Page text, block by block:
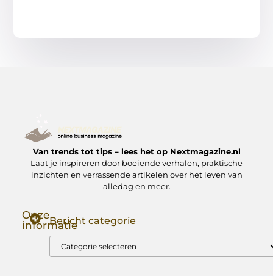
Van trends tot tips – lees het op Nextmagazine.nl
Laat je inspireren door boeiende verhalen, praktische
inzichten en verrassende artikelen over het leven van
alledag en meer.
Onze
informatieBericht categorie